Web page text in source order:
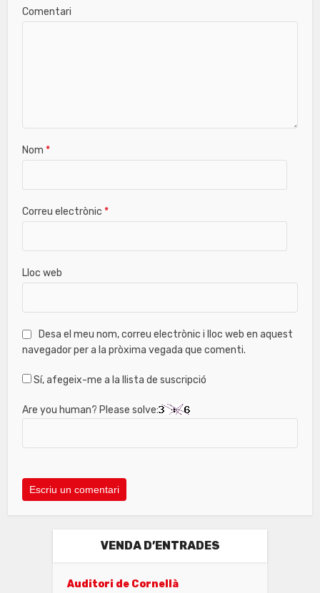
Comentari
Nom*
Correu electrònic*
Lloc web
Desa el meu nom, correu electrònic i lloc web en aquest
navegador per a la pròxima vegada que comenti.
Sí, afegeix-me a la llista de suscripció
Are you human? Please solve:
VENDA D’ENTRADES
Auditori de Cornellà